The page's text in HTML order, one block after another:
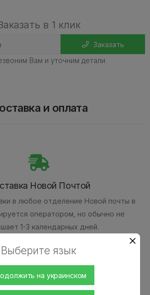
Выберите язык
на украинском
в 1 клик
Заказать
Вам и уточним детали
и оплата
Новой Почтой
в любое отделение Новой почты в
оператором, но обычно не
1-3 календарных дней.
Наличными
при получении товара.Наложенным